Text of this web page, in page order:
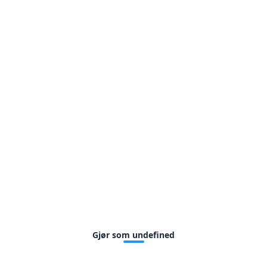
Gjør som undefined